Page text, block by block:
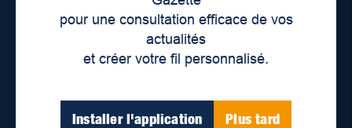
pour une consultation efficace de vos
actualités
et créer votre fil personnalisé.
Installer l'application Plus tard
Devenir partenaire
Lieux de distribution
Nous joindre